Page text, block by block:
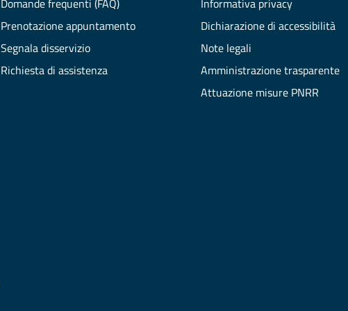
Domande frequenti (FAQ)
Prenotazione appuntamento
Segnala disservizio
Richiesta di assistenza
Informativa privacy
Dichiarazione di accessibilità
Note legali
Amministrazione trasparente
Attuazione misure PNRR